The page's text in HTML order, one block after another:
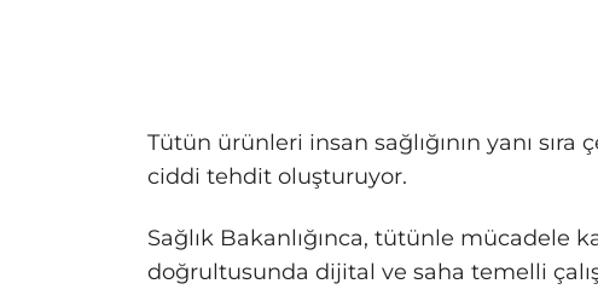
Tütün ürünleri insan sağlığının yanı
ciddi tehdit oluşturuyor.
Sağlık Bakanlığınca, tütünle mücadele
doğrultusunda dijital ve saha temelli